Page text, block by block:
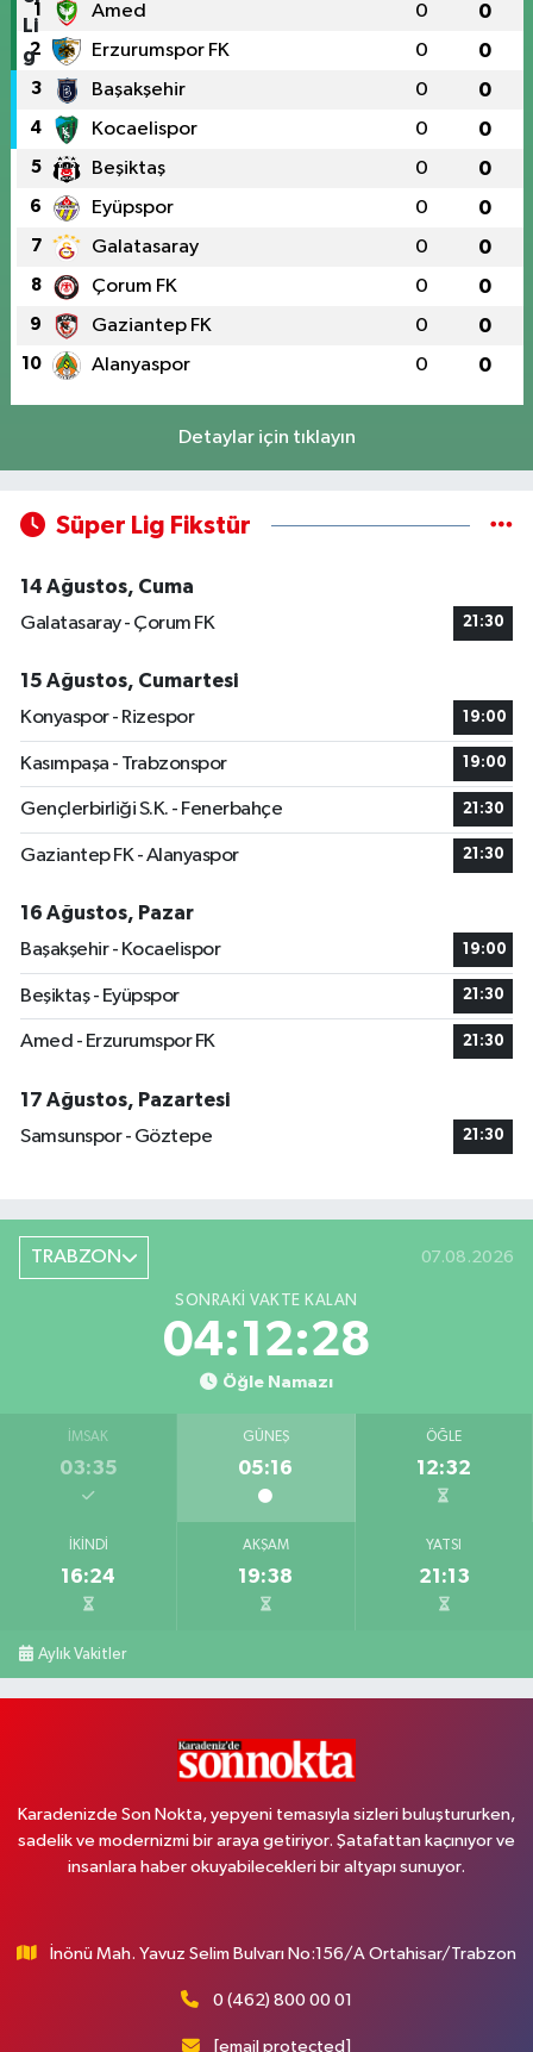
1 Amed 0 0
2 Erzurumspor FK 0 0
3 Başakşehir 0 0
4 Kocaelispor 0 0
5 Beşiktaş 0 0
6 Eyüpspor 0 0
7 Galatasaray 0 0
8 Çorum FK 0 0
9 Gaziantep FK 0 0
10 Alanyaspor 0 0
Detaylar için tıklayın
Süper Lig Fikstür
14 Ağustos, Cuma
Galatasaray - Çorum FK
21:30
15 Ağustos, Cumartesi
Konyaspor - Rizespor
19:00
Kasımpaşa - Trabzonspor 19:00
Gençlerbirliği S.K. - Fenerbahçe 21:30
Gaziantep FK - Alanyaspor 21:30
16 Ağustos, Pazar
Başakşehir - Kocaelispor
19:00
Beşiktaş - Eyüpspor 21:30
Amed - Erzurumspor FK 21:30
17 Ağustos, Pazartesi
Samsunspor - Göztepe
21:30
TRABZON 07.08.2026
SONRAKI VAKTE KALAN
04:12:27
Öğle Namazı
İMSAK
03:35
GÜNEŞ
05:16
ÖĞLE
12:32
İKINDI
16:24
AKŞAM
19:38
YATSI
21:13
Aylık Vakitler
Karadenizde Son Nokta, yepyeni temasıyla sizleri buluştururken,
sadelik ve modernizmi bir araya getiriyor. Şatafattan kaçınıyor ve
insanlara haber okuyabilecekleri bir altyapı sunuyor.
İnönü Mah. Yavuz Selim Bulvarı No:156/A Ortahisar/Trabzon
0 (462) 800 00 01
[email protected]